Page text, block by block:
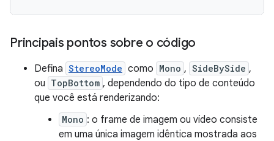
Principais pontos sobre o código
Defina StereoMode como Mono , SideBySide ,
ou TopBottom , dependendo do tipo de conteúdo
que você está renderizando:
Mono : o frame de imagem ou vídeo consiste
em uma única imagem idêntica mostrada aos